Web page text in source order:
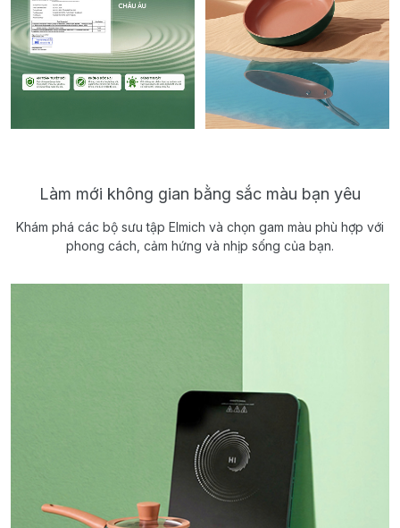
Làm mới không gian bằng sắc màu bạn yêu
Khám phá các bộ sưu tập Elmich và chọn gam màu phù hợp với
phong cách, cảm hứng và nhịp sống của bạn.